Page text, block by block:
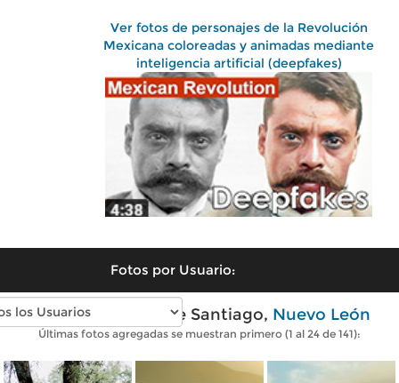
Ver fotos de personajes de la Revolución
Mexicana coloreadas y animadas mediante
inteligencia artificial (deepfakes)
Fotos por Usuario:
Fotos modernas de Santiago, Nuevo León
Últimas fotos agregadas se muestran primero (1 al 24 de 141):